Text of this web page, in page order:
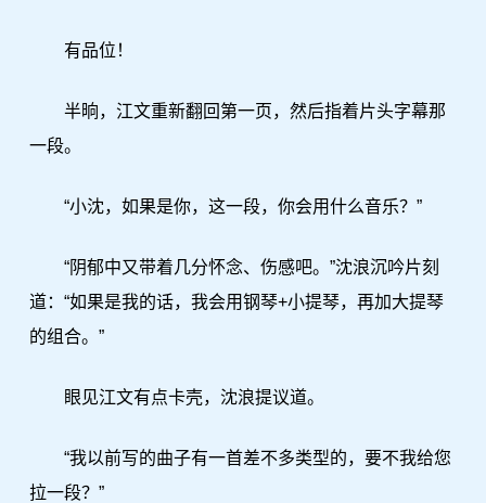
有品位！
半晌，江文重新翻回第一页，然后指着片头字幕那
一段。
“小沈，如果是你，这一段，你会用什么音乐？”
“阴郁中又带着几分怀念、伤感吧。”沈浪沉吟片刻
道：“如果是我的话，我会用钢琴+小提琴，再加大提琴
的组合。”
眼见江文有点卡壳，沈浪提议道。
“我以前写的曲子有一首差不多类型的，要不我给您
拉一段？”